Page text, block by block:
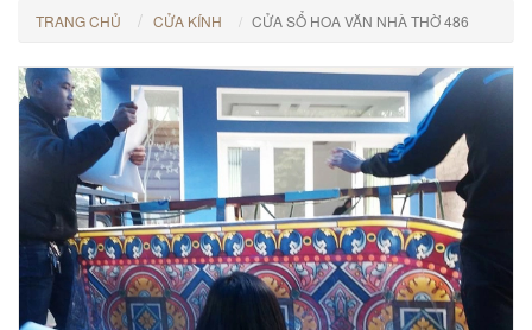
TRANG CHỦ CỬA KÍNH CỬA SỔ HOA VĂN NHÀ THỜ 486